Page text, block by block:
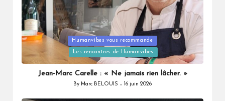
Posted
Humanvibes vous recommande
Les rencontres de Humanvibes
Jean-Marc Carelle : « Ne jamais rien lâcher. »
Posted
By Marc BELOUIS 16 juin 2026